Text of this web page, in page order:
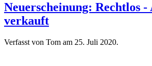
Neuerscheinung: Rechtlos -
verkauft
Verfasst von Tom am 25. Juli 2020.